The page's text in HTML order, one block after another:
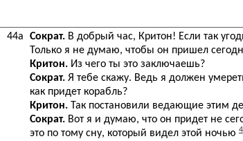
44a Сократ. В добрый час, Критон! Если так
Только я не думаю, чтобы он пришел
Критон. Из чего ты это заключаешь?
Сократ. Я тебе скажу. Ведь я должен
как придет корабль?
Критон. Так постановили ведающие этим
Сократ. Вот я и думаю, что он придет не
это по тому сну, который видел этой ночью 4